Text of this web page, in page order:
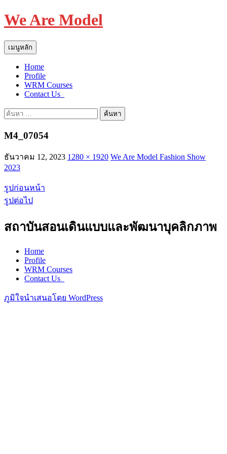
We Are Model
ค้นหา
เมนูหลัก
ยัง
เนื้อหา
Home
Profile
WRM Courses
Contact Us_
ค้นหา
M4_07054
ธันวาคม 12, 2023 1280 × 1920 We Are Model Fashion Show
2023
รูปก่อนหน้า
รูปต่อไป
สถาบันสอนเดินแบบและพัฒนาบุคลิกภาพ
Home
Profile
WRM Courses
Contact Us_
ภูมิใจนำเสนอโดย WordPress